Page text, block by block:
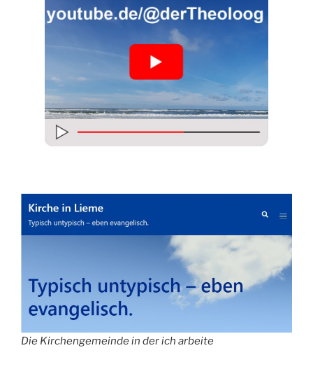
Die Kirchengemeinde in der ich arbeite